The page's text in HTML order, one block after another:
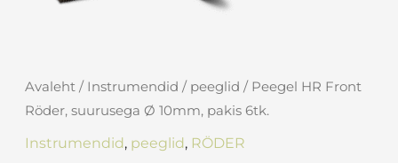
Avaleht / Instrumendid / peeglid / Peegel HR Front
Röder, suurusega Ø 10mm, pakis 6tk.
Instrumendid, peeglid, RÖDER